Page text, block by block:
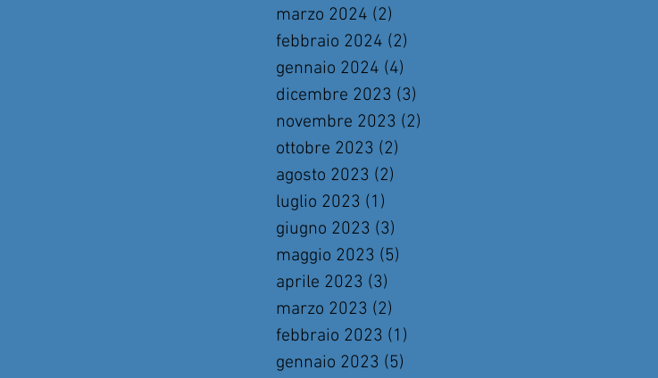
marzo 2024 (2)
febbraio 2024 (2)
gennaio 2024 (4)
dicembre 2023 (3)
novembre 2023 (2)
ottobre 2023 (2)
agosto 2023 (2)
luglio 2023 (1)
giugno 2023 (3)
maggio 2023 (5)
aprile 2023 (3)
marzo 2023 (2)
febbraio 2023 (1)
gennaio 2023 (5)